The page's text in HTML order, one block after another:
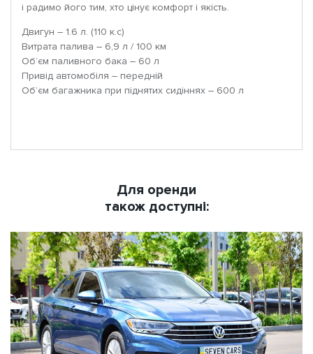
і радимо його тим, хто цінує комфорт і якість.
Двигун – 1.6 л. (110 к.с)
Витрата палива – 6,9 л / 100 км
Об’єм паливного бака – 60 л
Привід автомобіля – передній
Об’єм багажника при піднятих сидіннях – 600 л
Для оренди
також доступні: